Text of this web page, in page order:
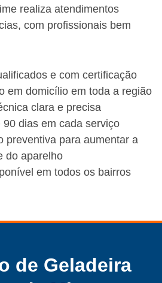
realiza atendimentos
com profissionais bem
e com certificação
em domicílio em toda a região
clara e precisa
90 dias em cada serviço
preventiva para aumentar a
do aparelho
em todos os bairros
de Geladeira